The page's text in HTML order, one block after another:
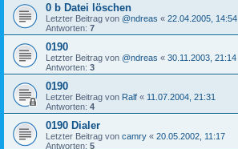
0 b Datei löschen
Letzter Beitrag von @ndreas « 22.04.2005, 14:54
Antworten: 7
0190
Letzter Beitrag von @ndreas « 30.11.2003, 21:14
Antworten: 3
0190
Letzter Beitrag von Ralf « 11.07.2004, 21:31
Antworten: 4
0190 Dialer
Letzter Beitrag von camry « 20.05.2002, 11:17
Antworten: 5